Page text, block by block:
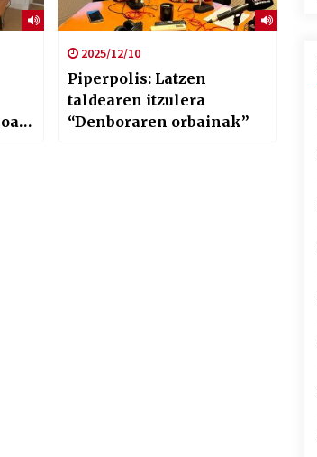
2025/12/10
Piperpolis: Latzen
taldearen itzulera
“Denboraren orbainak”